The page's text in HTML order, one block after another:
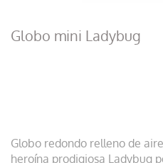
Globo mini Ladybug
Globo redondo relleno de
heroína prodigiosa Ladybug